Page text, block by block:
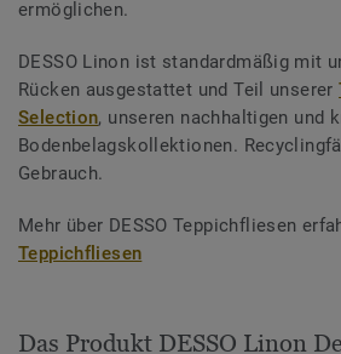
ermöglichen.
DESSO Linon ist standardmäßig mit
Rücken ausgestattet und Teil unserer
Selection, unseren nachhaltigen und
Bodenbelagskollektionen.
Gebrauch.
Mehr über DESSO Teppichfliesen
Teppichfliesen
Das Produkt DESSO Linon